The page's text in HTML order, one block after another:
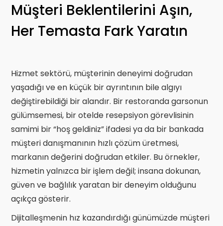
Müşteri Beklentilerini Aşın,
Her Temasta Fark Yaratın
Hizmet sektörü, müşterinin deneyimi doğrudan
yaşadığı ve en küçük bir ayrıntının bile algıyı
değiştirebildiği bir alandır. Bir restoranda garsonun
gülümsemesi, bir otelde resepsiyon görevlisinin
samimi bir “hoş geldiniz” ifadesi ya da bir bankada
müşteri danışmanının hızlı çözüm üretmesi,
markanın değerini doğrudan etkiler. Bu örnekler,
hizmetin yalnızca bir işlem değil; insana dokunan,
güven ve bağlılık yaratan bir deneyim olduğunu
açıkça gösterir.
Dijitalleşmenin hız kazandırdığı günümüzde müşteri